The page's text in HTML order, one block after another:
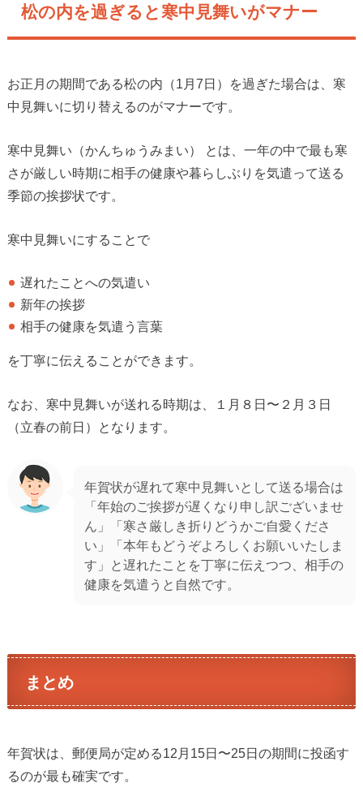
松の内を過ぎると寒中見舞いがマナー
お正月の期間である松の内（1月7日）を過ぎた場合は、寒
中見舞いに切り替えるのがマナーです。
寒中見舞い（かんちゅうみまい） とは、一年の中で最も寒
さが厳しい時期に相手の健康や暮らしぶりを気遣って送る
季節の挨拶状です。
寒中見舞いにすることで
遅れたことへの気遣い
新年の挨拶
相手の健康を気遣う言葉
を丁寧に伝えることができます。
なお、寒中見舞いが送れる時期は、１月８日〜２月３日
（立春の前日）となります。
年賀状が遅れて寒中見舞いとして送る場合は
「年始のご挨拶が遅くなり申し訳ございませ
ん」「寒さ厳しき折りどうかご自愛くださ
い」「本年もどうぞよろしくお願いいたしま
す」と遅れたことを丁寧に伝えつつ、相手の
健康を気遣うと自然です。
まとめ
年賀状は、郵便局が定める12月15日〜25日の期間に投函す
るのが最も確実です。